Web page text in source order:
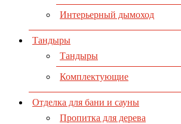
Интерьерный дымоход
Тандыры
Тандыры
Комплектующие
Отделка для бани и сауны
Пропитка для дерева